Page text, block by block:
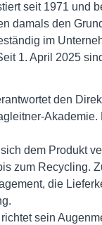
seit 1971 und
damals den
im
1. April 2025
den
dem Produkt
zum Recycling.
die
sein